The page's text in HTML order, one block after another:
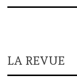
LA REVUE